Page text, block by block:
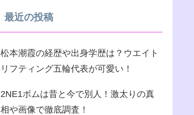
最近の投稿
松本潮霞の経歴や出身学歴は？ウエイト
リフティング五輪代表が可愛い！
2NE1ボムは昔と今で別人！激太りの真
相や画像で徹底調査！